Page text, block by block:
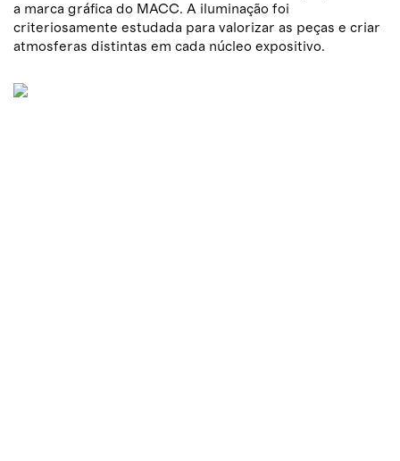
a marca gráfica do MACC. A iluminação foi
criteriosamente estudada para valorizar as peças e criar
atmosferas distintas em cada núcleo expositivo.